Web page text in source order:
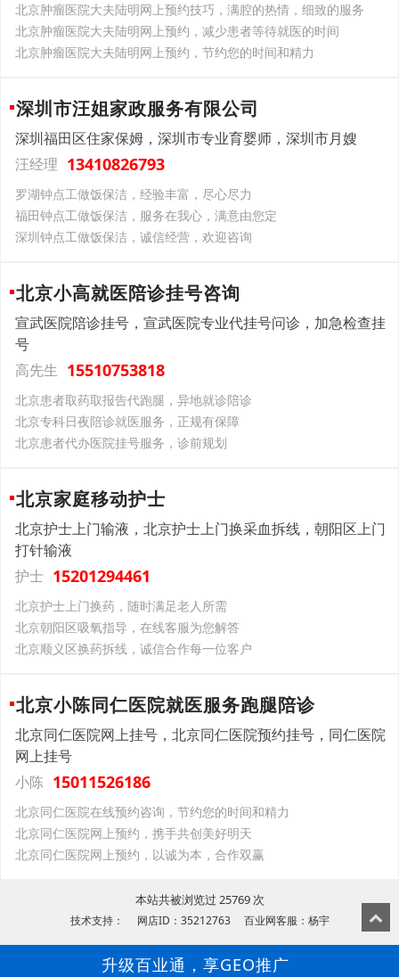
北京肿瘤医院大夫陆明网上预约技巧，满腔的热情，细致的服务
北京肿瘤医院大夫陆明网上预约，减少患者等待就医的时间
北京肿瘤医院大夫陆明网上预约，节约您的时间和精力
深圳市汪姐家政服务有限公司
深圳福田区住家保姆，深圳市专业育婴师，深圳市月嫂
汪经理 13410826793
罗湖钟点工做饭保洁，经验丰富，尽心尽力
福田钟点工做饭保洁，服务在我心，满意由您定
深圳钟点工做饭保洁，诚信经营，欢迎咨询
北京小高就医陪诊挂号咨询
宣武医院陪诊挂号，宣武医院专业代挂号问诊，加急检查挂
号
高先生 15510753818
北京患者取药取报告代跑腿，异地就诊陪诊
北京专科日夜陪诊就医服务，正规有保障
北京患者代办医院挂号服务，诊前规划
北京家庭移动护士
北京护士上门输液，北京护士上门换采血拆线，朝阳区上门
打针输液
护士 15201294461
北京护士上门换药，随时满足老人所需
北京朝阳区吸氧指导，在线客服为您解答
北京顺义区换药拆线，诚信合作每一位客户
北京小陈同仁医院就医服务跑腿陪诊
北京同仁医院网上挂号，北京同仁医院预约挂号，同仁医院
网上挂号
小陈 15011526186
北京同仁医院在线预约咨询，节约您的时间和精力
北京同仁医院网上预约，携手共创美好明天
北京同仁医院网上预约，以诚为本，合作双赢
本站共被浏览过 25769 次
技术支持： 网店ID：35212763 百业网客服：杨宇
升级百业通，享GEO推广